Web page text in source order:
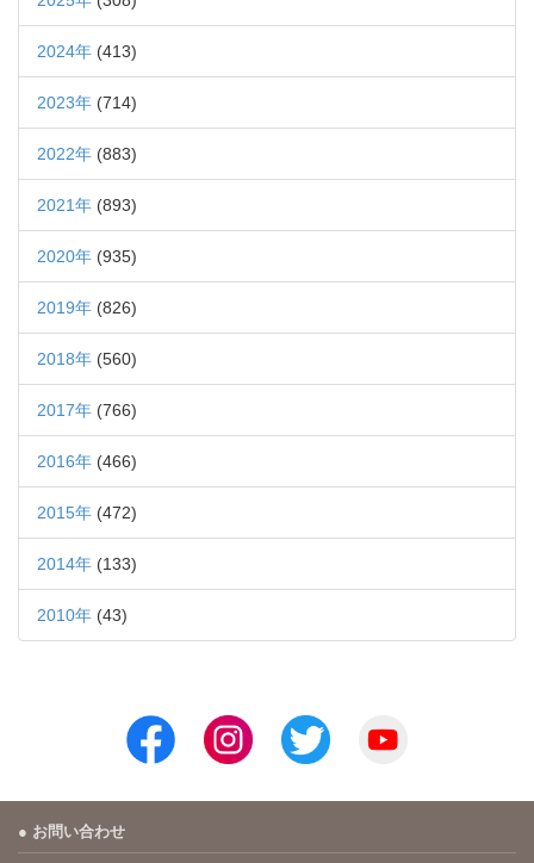
2024年 (413)
2023年 (714)
2022年 (883)
2021年 (893)
2020年 (935)
2019年 (826)
2018年 (560)
2017年 (766)
2016年 (466)
2015年 (472)
2014年 (133)
2010年 (43)
お問い合わせ